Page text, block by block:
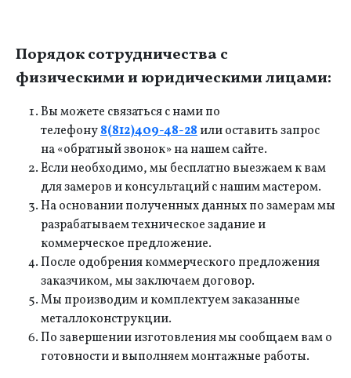
Порядок сотрудничества с
физическими и юридическими лицами:
Вы можете связаться с нами по
телефону8(812)409-48-28или оставить запрос
на «обратный звонок» на нашем сайте.
Если необходимо, мы бесплатно выезжаем к вам
для замеров и консультаций с нашим мастером.
На основании полученных данных по замерам мы
разрабатываем техническое задание и
коммерческое предложение.
После одобрения коммерческого предложения
заказчиком, мы заключаем договор.
Мы производим и комплектуем заказанные
металлоконструкции.
По завершении изготовления мы сообщаем вам о
готовности и выполняем монтажные работы.